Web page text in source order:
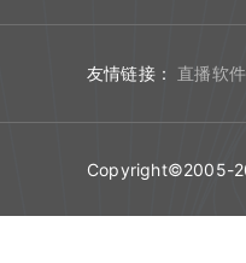
友情链接： 直播软件
Copyright©2005-